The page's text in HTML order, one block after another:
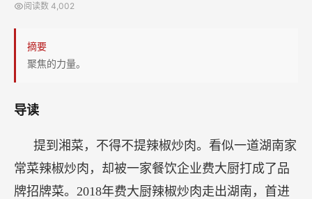
阅读数 4,002
摘要
聚焦的力量。
导读
提到湘菜，不得不提辣椒炒肉。看似一道湖南家
常菜辣椒炒肉，却被一家餐饮企业费大厨打成了品
牌招牌菜。2018年费大厨辣椒炒肉走出湖南，首进